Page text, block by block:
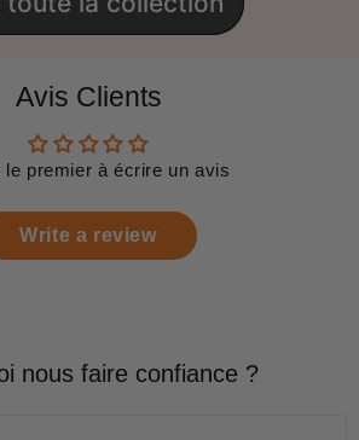
Avis Clients
le premier à écrire un avis
Write a review
nous faire confiance ?